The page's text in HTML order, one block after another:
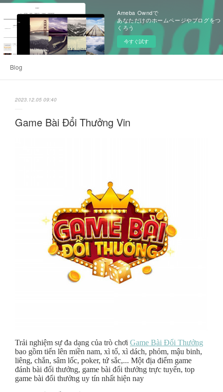
Ameba Owndで
あなただけのホームページやブログをつ
くろう
今すぐ試す
Blog
2023.12.05 09:40
Game Bài Đổi Thưởng Vin